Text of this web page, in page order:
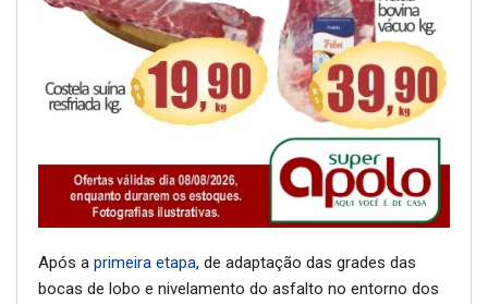
Após a primeira etapa, de adaptação das grades das
bocas de lobo e nivelamento do asfalto no entorno dos